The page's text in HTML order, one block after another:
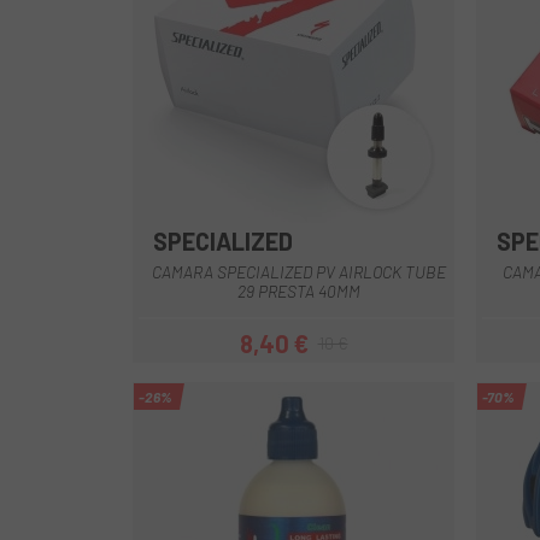
SPECIALIZED
CAMARA SPECIALIZED PV AIRLOCK TUBE
29 PRESTA 40MM
Prezzo
8,40 €Prezzo base
-26% -70%